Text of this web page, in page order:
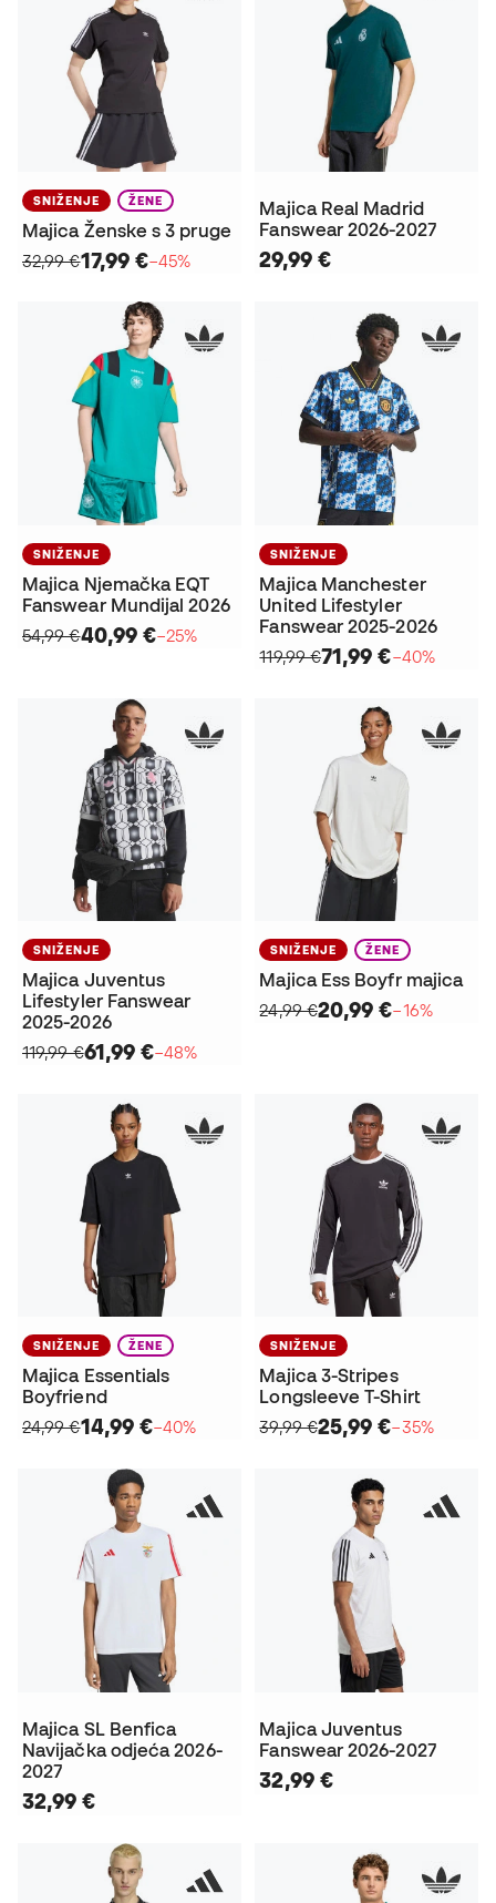
SNIŽENJE ŽENE
Majica Ženske s 3 pruge
32,99 €17,99 €−45%
Majica Real Madrid
Fanswear 2026-2027
29,99 €
SNIŽENJE
Majica Njemačka EQT
Fanswear Mundijal 2026
54,99 €40,99 €−25%
SNIŽENJE
Majica Manchester
United Lifestyler
Fanswear 2025-2026
119,99 €71,99 €−40%
SNIŽENJE
Majica Juventus
Lifestyler Fanswear
2025-2026
119,99 €61,99 €−48%
SNIŽENJE ŽENE
Majica Ess Boyfr majica
24,99 €20,99 €−16%
SNIŽENJE ŽENE
Majica Essentials
Boyfriend
24,99 €14,99 €−40%
SNIŽENJE
Majica 3-Stripes
Longsleeve T-Shirt
39,99 €25,99 €−35%
Majica SL Benfica
Navijačka odjeća 2026-
2027
32,99 €
Majica Juventus
Fanswear 2026-2027
32,99 €